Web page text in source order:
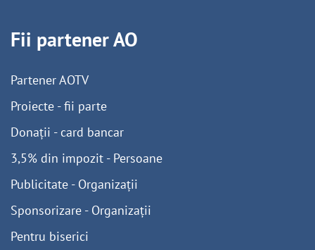
Fii partener AO
Partener AOTV
Proiecte - fii parte
Donații - card bancar
3,5% din impozit - Persoane
Publicitate - Organizații
Sponsorizare - Organizații
Pentru biserici